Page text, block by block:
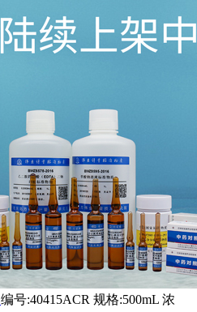
编号:40415ACR 规格:500mL 浓